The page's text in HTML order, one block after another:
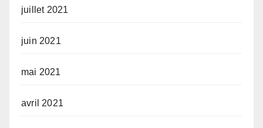
juillet 2021
juin 2021
mai 2021
avril 2021